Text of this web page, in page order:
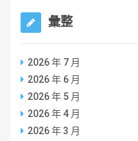
彙整
2026 年 7 月
2026 年 6 月
2026 年 5 月
2026 年 4 月
2026 年 3 月